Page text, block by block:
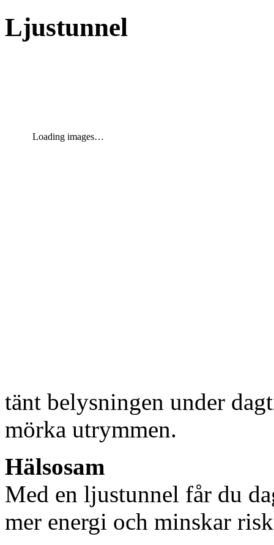
Ljustunnel
Loading images…
tänt belysningen under
mörka utrymmen.
Hälsosam
Med en ljustunnel får du
mer energi och minskar